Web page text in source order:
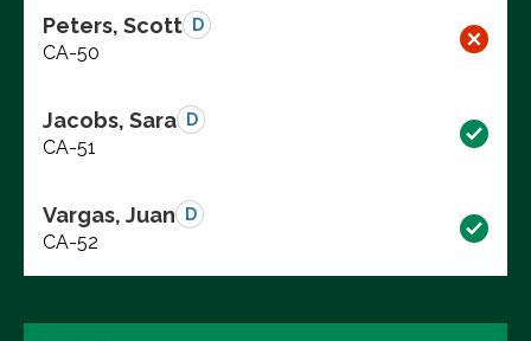
Peters, Scott D
CA-50
Jacobs, Sara D
CA-51
Vargas, Juan D
CA-52